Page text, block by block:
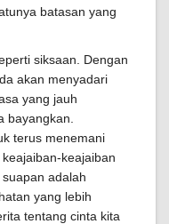
batasan yang
siksaan. Dengan
akan menyadari
yang jauh
bayangkan.
terus menemani
keajaiban
adalah
yang lebih
tentang cinta kita